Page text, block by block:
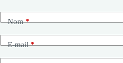
Nom*
E-mail*